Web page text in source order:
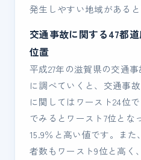
発生しやすい地域があると
交通事故に関する47都
位置
平成27年の滋賀県の交通
に調べていくと、交通事故
に関してはワースト24位
でみるとワースト7位とな
15.9％と高い値です。ま
者数もワースト9位と高く